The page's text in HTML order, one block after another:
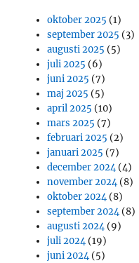
oktober 2025 (1)
september 2025 (3)
augusti 2025 (5)
juli 2025 (6)
juni 2025 (7)
maj 2025 (5)
april 2025 (10)
mars 2025 (7)
februari 2025 (2)
januari 2025 (7)
december 2024(4)
november 2024(8)
oktober 2024(8)
september 2024(8)
augusti 2024(9)
juli 2024(19)
juni 2024(5)